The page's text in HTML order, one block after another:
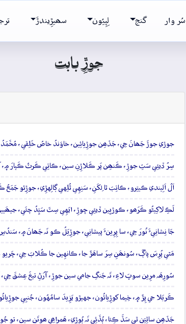
سُر وار گنج لِپِيُون سھيڙِيندڙَ
جوڙِ بابت
جوڙي جوڙَ جَھانَ جِي، جَڏھِن جوڙِيائِين، خاوَندُ خاصُ خَلِقي، مُحَّمَدُ
سِرُ ڏيئِي سَٽِ جوڙِ، ڪَنھِن پَر ڪَلاڙِنِ سين، ڪاتِي ڪَرٽُ ڪَپارَ ۾،
اَلُ اَلِيندي ڪيتِرو، ڪاتِبَ ٿا لِکَنِ، سَنِهِي ٿُلِهي ڳالِهڙِي، جوڙِئو
لَڪِ لاکِيڻُو ڪَرَھو، ڪوڙيِين ڏيئِي ڇوڙِ، ايَهِي سِٽَ سَيِّدُ چئَي، جيھَيين
جَا نِشانِيءَ نُورَ جِي، سا پِرِينءَ پيشانِي، جوڙِيَلُ ڪو نَہ جَھانَ ۾،
مَٿي پُرِسَ پاڳَ، سُونھَنِ سِرَ ساھَڙَ جا، ڪانهِين جا ڪُلابَ جِي،
سُورِھَہ مرِين سوڀَ لاءِ، تَہ جَنگِ جامي سين جوڙِ، آرَڻِ تيغَ عِشقَ
ڪَربَلا جي پِڙَ ۾، خِيما کوڙِيائُون، جهيڙو يَزِيدَ سامُهُون، جُنبِي
جَڏھِن ساٿِيَنِ ٿي سَڏَ ڪِئا، ٻُڌَئِي نَہ ٻُوڙِي، ھَمراھِي ھوتَنِ سين، تو